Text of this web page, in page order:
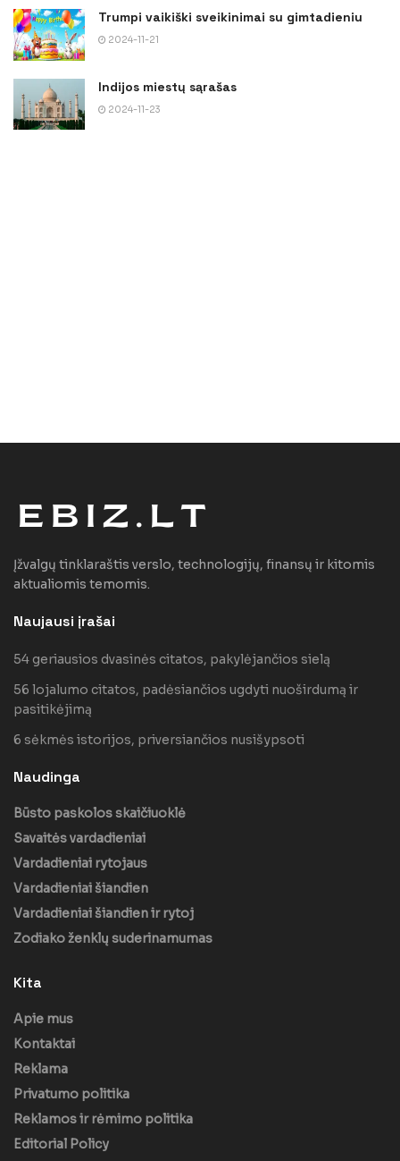
Trumpi vaikiški sveikinimai su gimtadieniu
2024-11-21
Indijos miestų sąrašas
2024-11-23
Įžvalgų tinklaraštis verslo, technologijų, finansų ir kitomis
aktualiomis temomis.
Naujausi įrašai
54 geriausios dvasinės citatos, pakylėjančios sielą
56 lojalumo citatos, padėsiančios ugdyti nuoširdumą ir
pasitikėjimą
6 sėkmės istorijos, priversiančios nusišypsoti
Naudinga
Būsto paskolos skaičiuoklė
Savaitės vardadieniai
Vardadieniai rytojaus
Vardadieniai šiandien
Vardadieniai šiandien ir rytoj
Zodiako ženklų suderinamumas
Kita
Apie mus
Kontaktai
Reklama
Privatumo politika
Reklamos ir rėmimo politika
Editorial Policy